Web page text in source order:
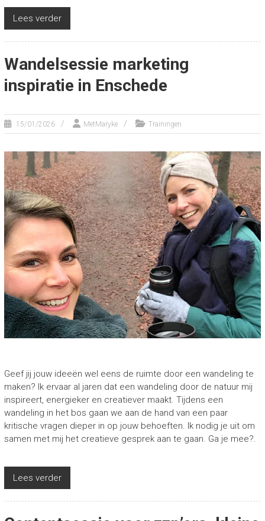
Lees verder
Wandelsessie marketing
inspiratie in Enschede
15/01/2026 MetMaryke Trainingen
Geef jij jouw ideeën wel eens de ruimte door een wandeling te
maken? Ik ervaar al jaren dat een wandeling door de natuur mij
inspireert, energieker en creatiever maakt. Tijdens een
wandeling in het bos gaan we aan de hand van een paar
kritische vragen dieper in op jouw behoeften. Ik nodig je uit om
samen met mij het creatieve gesprek aan te gaan. Ga je mee?.
Lees verder